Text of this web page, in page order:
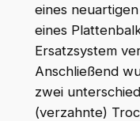
eines
eines
Ersatzsystem
Anschließend
zwei
(verzahnte)